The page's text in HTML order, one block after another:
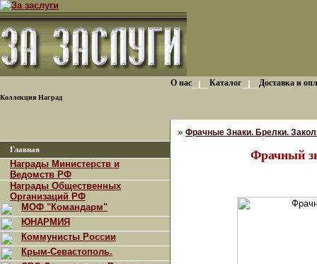
Коллекция Наград
О нас Каталог Доставка и
Главная
Награды Министерств и
Ведомств РФ
Награды Общественных
Организаций РФ
МОФ "Командарм"
ЮНАРМИЯ
Коммунисты России
Крым-Севастополь.
» Фрачные Знаки. Брелки.
Фрачный